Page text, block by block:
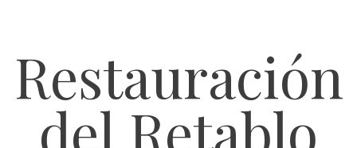
Restauración
del Retablo